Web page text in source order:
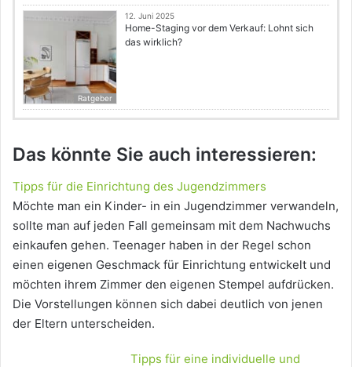
Ratgeber
12. Juni 2025
Home-Staging vor dem Verkauf: Lohnt sich
das wirklich?
Das könnte Sie auch interessieren:
Tipps für die Einrichtung des Jugendzimmers
Möchte man ein Kinder- in ein Jugendzimmer verwandeln,
sollte man auf jeden Fall gemeinsam mit dem Nachwuchs
einkaufen gehen. Teenager haben in der Regel schon
einen eigenen Geschmack für Einrichtung entwickelt und
möchten ihrem Zimmer den eigenen Stempel aufdrücken.
Die Vorstellungen können sich dabei deutlich von jenen
der Eltern unterscheiden.
Tipps für eine individuelle und